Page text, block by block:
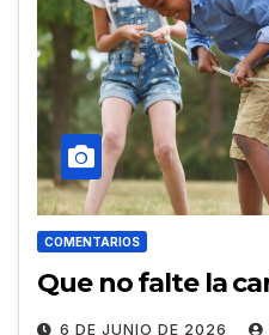
COMENTARIOS
Que no falte la
6 DE JUNIO DE 2026